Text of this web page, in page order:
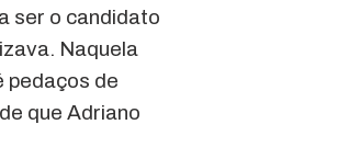
ser o candidato
Naquela
pedaços de
que Adriano